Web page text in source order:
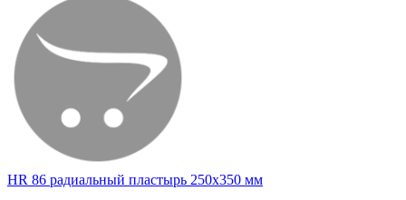
HR 86 радиальный пластырь 250х350 мм